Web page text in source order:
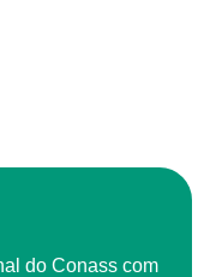
do Conass com